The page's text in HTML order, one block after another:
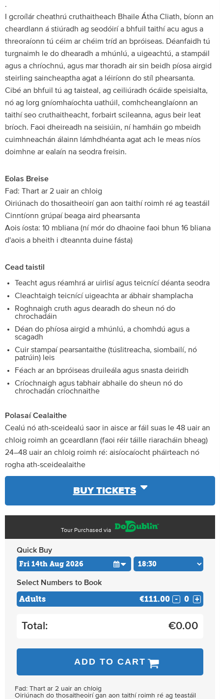
.
I gcroílár cheathrú cruthaitheach Bhaile Átha Cliath, bíonn an
cheardlann á stiúradh ag seodóirí a bhfuil taithí acu agus a
threoraíonn tú céim ar chéim tríd an bpróiseas. Déanfaidh tú
turgnaimh le do dhearadh a mhúnlú, a uigeachtú, a stampáil
agus a chríochnú, agus mar thoradh air sin beidh píosa airgid
steirling saincheaptha agat a léiríonn do stíl phearsanta.
Cibé an bhfuil tú ag taisteal, ag ceiliúradh ócáide speisialta,
nó ag lorg gníomhaíochta uathúil, comhcheanglaíonn an
taithí seo cruthaitheacht, forbairt scileanna, agus beir leat
bríoch. Faoi dheireadh na seisiúin, ní hamháin go mbeidh
cuimhneachán álainn lámhdhéanta agat ach le meas níos
doimhne ar ealaín na seodra freisin.
Eolas Breise
Fad: Thart ar 2 uair an chloig
Oiriúnach do thosaitheoirí gan aon taithí roimh ré ag teastáil
Cinntíonn grúpaí beaga aird phearsanta
Aois íosta: 10 mbliana (ní mór do dhaoine faoi bhun 16 bliana
d'aois a bheith i dteannta duine fásta)
Cead taistil
Teacht agus réamhrá ar uirlisí agus teicnící déanta seodra
Cleachtaigh teicnící uigeachta ar ábhair shamplacha
Roghnaigh cruth agus dearadh do sheun nó do
chrochadáin
Déan do phíosa airgid a mhúnlú, a chomhdú agus a
scagadh
Cuir stampaí pearsantaithe (túslitreacha, siombailí, nó
patrúin) leis
Féach ar an bpróiseas druileála agus snasta deiridh
Críochnaigh agus tabhair abhaile do sheun nó do
chrochadán críochnaithe
Polasaí Cealaithe
Cealú nó ath-sceidealú saor in aisce ar fáil suas le 48 uair an
chloig roimh an gceardlann (faoi réir táille riaracháin bheag)
24–48 uair an chloig roimh ré: aisíocaíocht pháirteach nó
rogha ath-sceidealaithe
BUY TICKETS
Tour Purchased via
Quick Buy
Select Numbers to Book
Adults €111.00 - +
Total: €0.00
ADD TO CART
Fad: Thart ar 2 uair an chloig
Oiriúnach do thosaitheoirí gan aon taithí roimh ré ag teastáil